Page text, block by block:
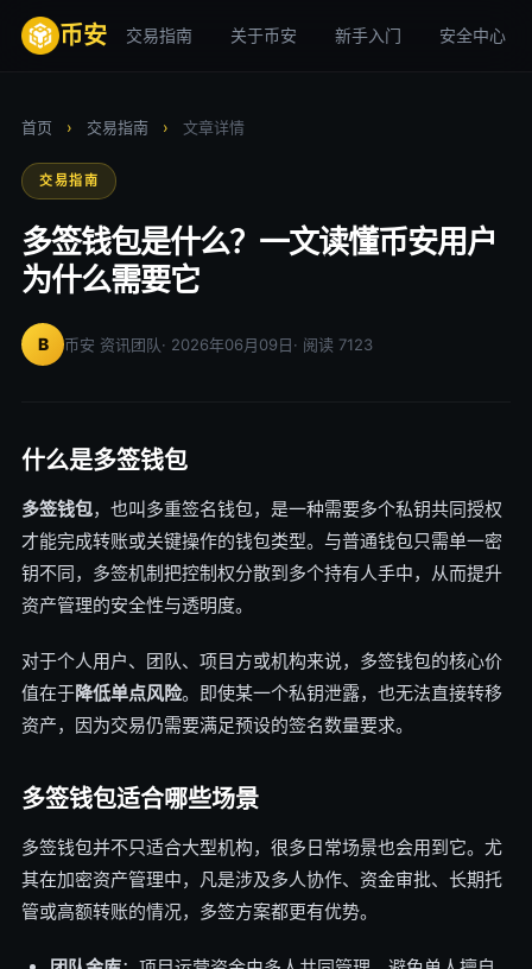
币安 交易指南 关于币安 新手入门 安全中心
首页 › 交易指南 › 文章详情
交易指南
多签钱包是什么？一文读懂币安用户
为什么需要它
B 币安 资讯团队· 2026年06月09日· 阅读 7123
什么是多签钱包
多签钱包，也叫多重签名钱包，是一种需要多个私钥共同授权
才能完成转账或关键操作的钱包类型。与普通钱包只需单一密
钥不同，多签机制把控制权分散到多个持有人手中，从而提升
资产管理的安全性与透明度。
对于个人用户、团队、项目方或机构来说，多签钱包的核心价
值在于降低单点风险。即使某一个私钥泄露，也无法直接转移
资产，因为交易仍需要满足预设的签名数量要求。
多签钱包适合哪些场景
多签钱包并不只适合大型机构，很多日常场景也会用到它。尤
其在加密资产管理中，凡是涉及多人协作、资金审批、长期托
管或高额转账的情况，多签方案都更有优势。